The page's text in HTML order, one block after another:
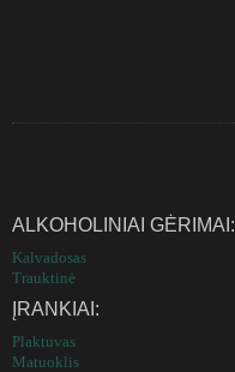
ALKOHOLINIAI GĖRIMAI:
Kalvadosas
Trauktinė
ĮRANKIAI:
Plaktuvas
Matuoklis